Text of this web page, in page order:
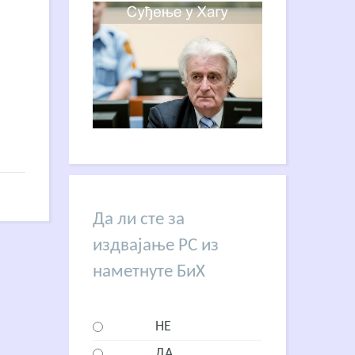
Да ли сте за
издвајање РС из
наметнуте БиХ
НЕ